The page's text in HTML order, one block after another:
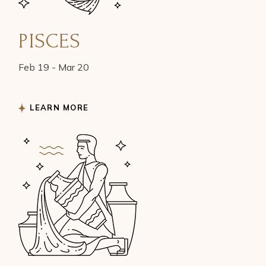
PISCES
Feb 19 - Mar 20
LEARN MORE